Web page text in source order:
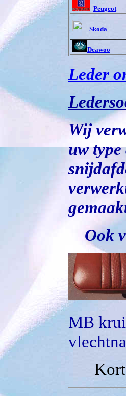
Peugeot
Skoda
Deawoo
Leder
Wij
uw
Ook
MB